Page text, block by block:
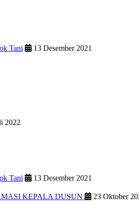
Tani 13 Desember 2021
2022
Tani 13 Desember 2021
KEPALA DUSUN 23 Oktober